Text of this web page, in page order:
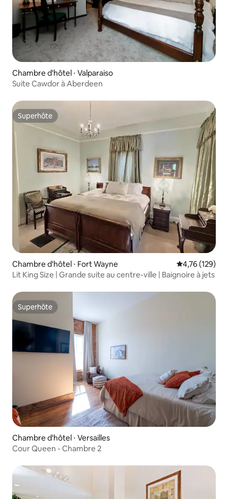
Chambre d'hôtel ⋅ Valparaiso
Suite Cawdor à Aberdeen
Superhôte
Superhôte
Chambre d'hôtel ⋅ Fort Wayne Évaluation
4,76 (129)
Lit King Size | Grande suite au centre-ville | Baignoire à jets
Superhôte
Superhôte
Chambre d'hôtel ⋅ Versailles
Cour Queen - Chambre 2